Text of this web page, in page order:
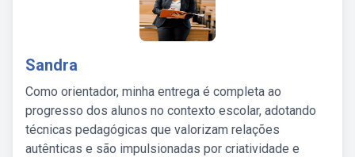
Sandra
Como orientador, minha entrega é completa ao
progresso dos alunos no contexto escolar, adotando
técnicas pedagógicas que valorizam relações
autênticas e são impulsionadas por criatividade e